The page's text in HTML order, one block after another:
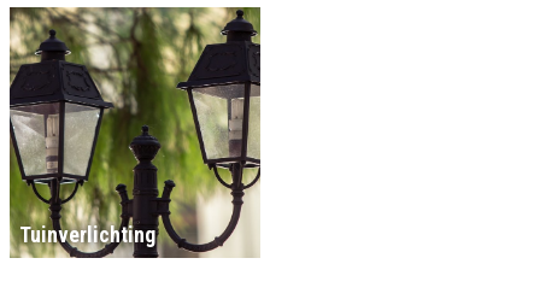
Tuinverlichting